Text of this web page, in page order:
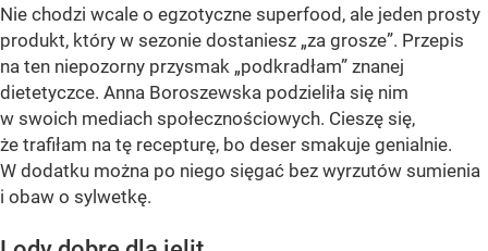
Nie chodzi wcale o egzotyczne superfood, ale jeden prosty
produkt, który w sezonie dostaniesz „za grosze”. Przepis
na ten niepozorny przysmak „podkradłam” znanej
dietetyczce. Anna Boroszewska podzieliła się nim
w swoich mediach społecznościowych. Cieszę się,
że trafiłam na tę recepturę, bo deser smakuje genialnie.
W dodatku można po niego sięgać bez wyrzutów sumienia
i obaw o sylwetkę.